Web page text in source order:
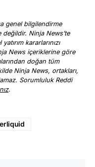
genel bilgilendirme
değildir. Ninja News’te
kararlarınızı
News içeriklerine göre
doğan tüm
Ninja News, ortakları,
Sorumluluk Reddi
.